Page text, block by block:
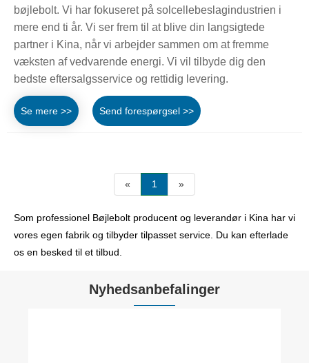
bøjlebolt. Vi har fokuseret på solcellebeslagindustrien i
mere end ti år. Vi ser frem til at blive din langsigtede
partner i Kina, når vi arbejder sammen om at fremme
væksten af ​​vedvarende energi. Vi vil tilbyde dig den
bedste eftersalgsservice og rettidig levering.
Se mere >> Send forespørgsel >>
« 1 »
Som professionel Bøjlebolt producent og leverandør i Kina har vi
vores egen fabrik og tilbyder tilpasset service. Du kan efterlade
os en besked til et tilbud.
Nyhedsanbefalinger